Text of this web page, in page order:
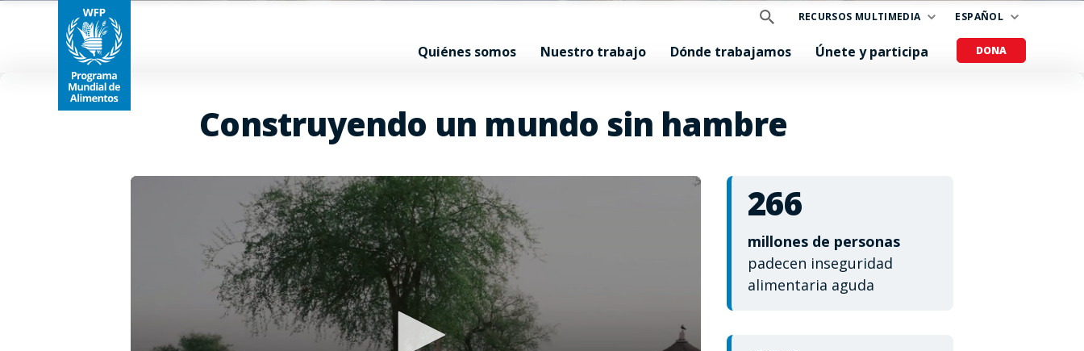
RECURSOS MULTIMEDIA ESPAÑOL
Quiénes somos Nuestro trabajo Dónde trabajamos Únete y participa DONA
Construyendo un mundo sin hambre
266
millones de personas
padecen inseguridad
alimentaria aguda